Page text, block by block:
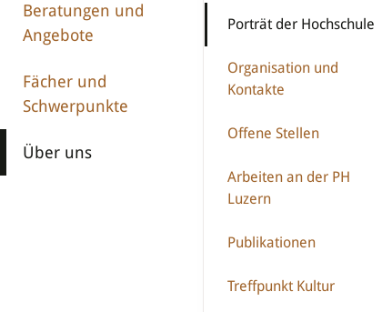
Beratungen und
Angebote
Fächer und
Schwerpunkte
Über uns
Porträt der Hochschule
Organisation und
Kontakte
Offene Stellen
Arbeiten an der PH
Luzern
Publikationen
Treffpunkt Kultur